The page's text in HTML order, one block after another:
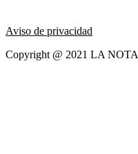
Aviso de privacidad
Copyright @ 2021 LA